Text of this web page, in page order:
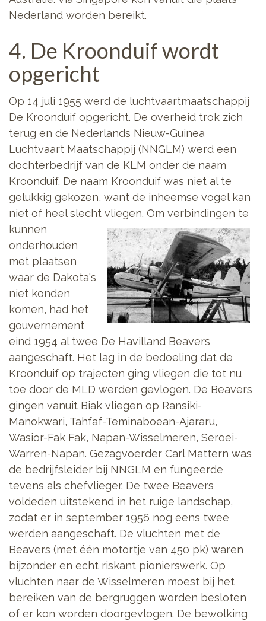
Nederland worden bereikt.
4. De Kroonduif wordt
opgericht
Op 14 juli 1955 werd de luchtvaartmaatschappij
De Kroonduif opgericht. De overheid trok zich
terug en de Nederlands Nieuw-Guinea
Luchtvaart Maatschappij (NNGLM) werd een
dochterbedrijf van de KLM onder de naam
Kroonduif. De naam Kroonduif was niet al te
gelukkig gekozen, want de inheemse vogel kan
niet of heel slecht vliegen. Om verbindingen te
kunnen
onderhouden
met plaatsen
waar de Dakota's
niet konden
komen, had het
gouvernement
eind 1954 al twee De Havilland Beavers
aangeschaft. Het lag in de bedoeling dat de
Kroonduif op trajecten ging vliegen die tot nu
toe door de MLD werden gevlogen. De Beavers
gingen vanuit Biak vliegen op Ransiki-
Manokwari, Tahfaf-Teminaboean-Ajararu,
Wasior-Fak Fak, Napan-Wisselmeren, Seroei-
Warren-Napan. Gezagvoerder Carl Mattern was
de bedrijfsleider bij NNGLM en fungeerde
tevens als chefvlieger. De twee Beavers
voldeden uitstekend in het ruige landschap,
zodat er in september 1956 nog eens twee
werden aangeschaft. De vluchten met de
Beavers (met één motortje van 450 pk) waren
bijzonder en echt riskant pionierswerk. Op
vluchten naar de Wisselmeren moest bij het
bereiken van de bergruggen worden besloten
of er kon worden doorgevlogen. De bewolking